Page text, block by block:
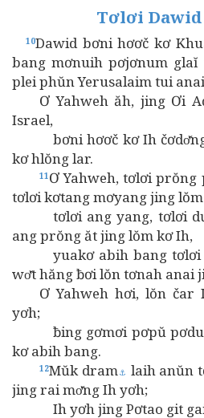
Tơlơi
10Dawid bơni hơơč kơ
bang mơnuih pơjơnum
plei phŭn Yerusalaim tui
Ơ Yahweh ăh, jing Ơi
Israel,
bơni hơơč kơ Ih čơdơ̆ng
kơ hlŏng lar.
11Ơ Yahweh, tơlơi
tơlơi kơtang mơyang jing
tơlơi ang yang, tơlơi
ang prŏng ăt jing lŏm kơ Ih,
yuakơ abih bang tơlơi
wơ̆t hăng ƀơi lŏn tơnah anai
Ơ Yahweh hơi, lŏn čar
yơh;
ƀing gơmơi pơpŭ pơdun
kơ abih bang.
12Mŭk dram⚓ laih anŭn
jing rai mơ̆ng Ih yơh;
Ih yơh jing Pơtao git gai